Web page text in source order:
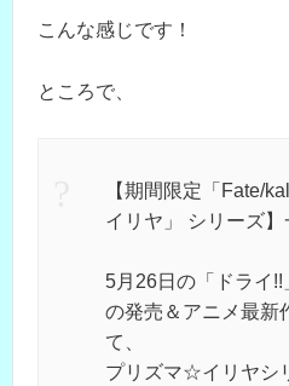
こんな感じです！
ところで、
【期間限定「Fate/
イリヤ」 シリーズ】
5月26日の「ドライ
の発売＆アニメ最新
て、
プリズマ☆イリヤシ